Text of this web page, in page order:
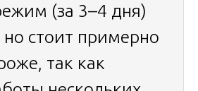
(за 3–4 дня)
стоит примерно
так как